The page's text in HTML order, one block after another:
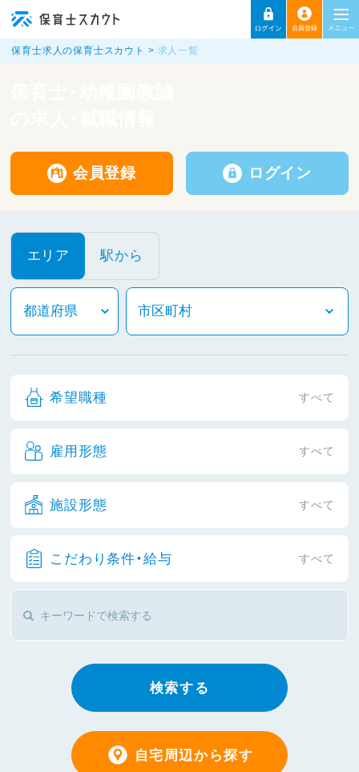
保育士求人の保育士スカウト 求人一覧
会員登録 ログイン
エリア 駅から
希望職種 すべて
雇用形態 すべて
施設形態 すべて
こだわり条件・給与 すべて
検索する
自宅周辺から探す